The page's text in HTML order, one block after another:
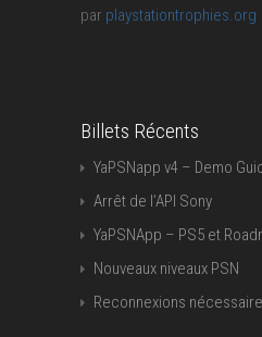
par playstationtrophies.org
Billets Récents
YaPSNapp v4 – Demo
Arrêt de l’API Sony
YaPSNApp – PS5 et
Nouveaux niveaux PSN
Reconnexions